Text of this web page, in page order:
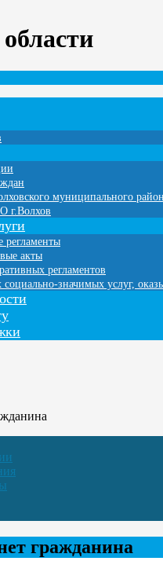
муниципального
г.Волхов
регламенты
акты
регламентов
социально-значимых услуг,
гражданина